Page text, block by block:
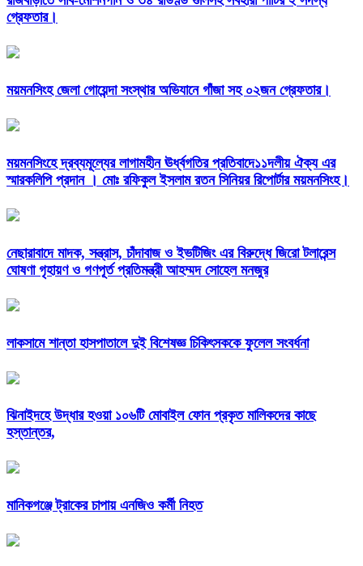
গ্রেফতার।
ময়মনসিংহ জেলা গোয়েন্দা সংস্থার অভিযানে গাঁজা সহ ০২জন গ্রেফতার।
ময়মনসিংহে দ্রব্যমূল্যের লাগামহীন ঊর্ধ্বগতির প্রতিবাদে১১দলীয় ঐক্য এর
স্মারকলিপি প্রদান । মোঃ রফিকুল ইসলাম রতন সিনিয়র রিপোর্টার ময়মনসিংহ।
নেছারাবাদে মাদক, সন্ত্রাস, চাঁদাবাজ ও ইভটিজিং এর বিরুদ্ধে জিরো টলারেন্স
ঘোষণা গৃহায়ণ ও গণপূর্ত প্রতিমন্ত্রী আহম্মদ সোহেল মনজুর
লাকসামে শান্তা হাসপাতালে দুই বিশেষজ্ঞ চিকিৎসককে ফুলেল সংবর্ধনা
ঝিনাইদহে উদ্ধার হওয়া ১০৬টি মোবাইল ফোন প্রকৃত মালিকদের কাছে
হস্তান্তর,
মানিকগঞ্জে ট্রাকের চাপায় এনজিও কর্মী নিহত